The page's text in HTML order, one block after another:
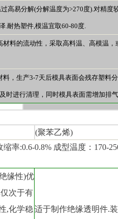
高易分解(分解温度为>270度).对精度
.耐热塑件,模温宜取60-80度.
材料的流动性，采取高料温、高模温，
料，生产3-7天后模具表面会残存塑料
时进行清理，同时模具表面需增加排
(聚苯乙烯)
缩率:0.6-0.8% 成型温度：170-
缘性)优
次于有
,化学稳 适于制作绝缘透明件.